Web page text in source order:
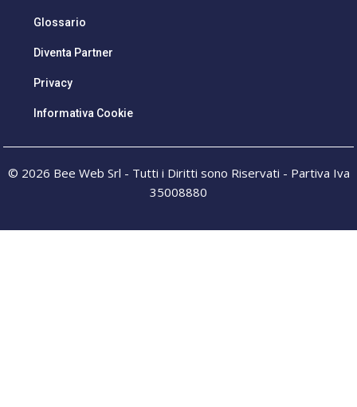
Glossario
Diventa Partner
Privacy
Informativa Cookie
© 2026 Bee Web Srl - Tutti i Diritti sono Riservati - Partiva Iva
35008880